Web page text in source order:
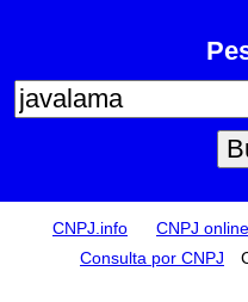
CNPJ.info CNPJ
Consulta por CNPJ